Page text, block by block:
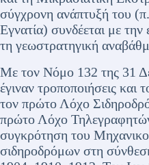
σύγχρονη ανάπτυξή του
Εγνατία) συνδέεται με την
τη γεωστρατηγική
Με τον Νόμο 132 της 31
έγιναν τροποποιήσεις
τον πρώτο Λόχο
πρώτο Λόχο
συγκρότηση του
σιδηροδρόμων στη